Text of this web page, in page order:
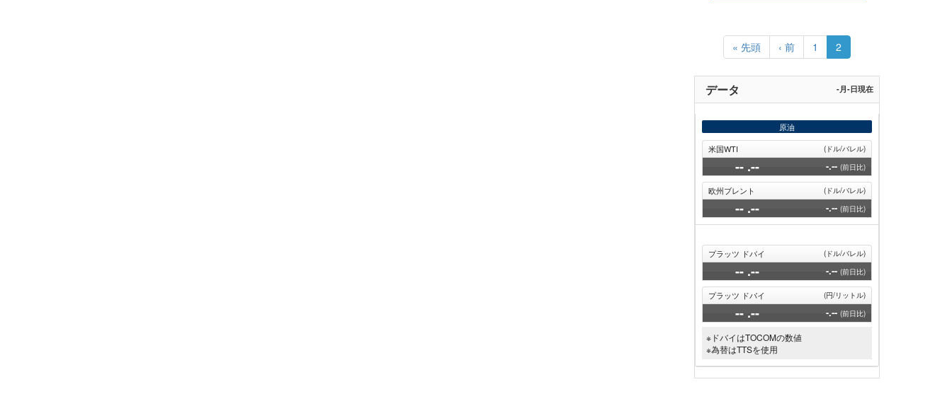
送
り
先
頭
ペ
ー
ジ
« 先頭
前
ペ
ー
‹ 前 Page
1
カ
レ
ン
ト
ペ
2
データ -月-日現在
原油
米国WTI
(ドル/バレル)
-- .-- -.-- (前日比)
欧州ブレント (ドル/バレル)
-- .-- -.-- (前日比)
プラッツ ドバイ (ドル/バレル)
-- .-- -.-- (前日比)
プラッツ ドバイ (円/リットル)
-- .-- -.-- (前日比)
※ドバイはTOCOMの数値
※為替はTTSを使用